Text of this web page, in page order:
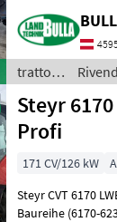
Heckhubwerk, Zapfwelle,
ein Steuergerät
Motorstop an
Heckkotflügeln +
trattori
/ Steyr
Steyr 6170
Profi
171 CV/126 kW
Steyr CVT 6170
Baureihe (6170-